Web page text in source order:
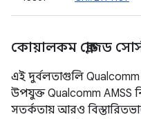
কোয়ালকম ক্লোজড
এই দুর্বলতাগুলি Qualcomm
উপযুক্ত Qualcomm AMSS
সতর্কতায় আরও